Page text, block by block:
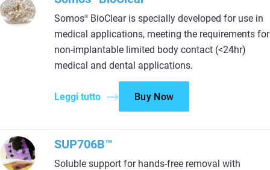
Somos® BioClear is specially developed for use in
medical applications, meeting the requirements for
non-implantable limited body contact (<24hr)
medical and dental applications.
Leggi tutto Buy Now
SUP706B™
Soluble support for hands-free removal with